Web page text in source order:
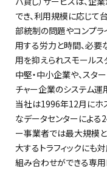
でき、利用規模に応じて
部統制の問題やコンプラ
用する労力と時間、必要
用を抑えられスモールス
中堅・中小企業や、スタ
チャー企業のシステム運
当社は1996年12月にホ
なデータセンターによる
ー事業者では最大規模と
大するトラフィックにも
組み合わせができる専用